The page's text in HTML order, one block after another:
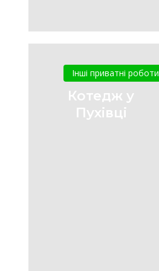
у
Пухівці
Інші приватні роботи
Котедж у
Пухівці